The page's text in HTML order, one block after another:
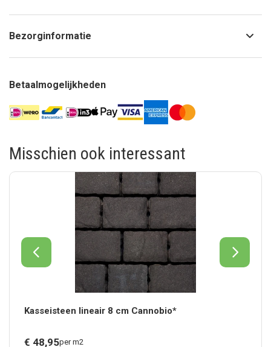
Bezorginformatie
Betaalmogelijkheden
Misschien ook interessant
Kasseisteen lineair 8 cm Cannobio*
€ 48,95per m2